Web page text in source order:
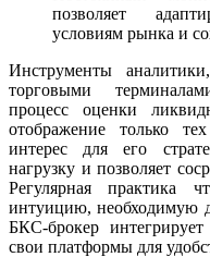
позволяет
условиям рынка и
Инструменты
торговыми
процесс оценки
отображение только
интерес для его
нагрузку и позволяет
Регулярная практика
интуицию, необходимую
БКС-брокер
свои платформы для